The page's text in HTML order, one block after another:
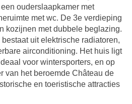
ouderslaapkamer met
met wc. De 3e verdieping
kozijnen met dubbele beglazing.
uit elektrische radiatoren,
airconditioning. Het huis ligt
voor wintersporters, en op
van het beroemde Château de
en toeristische attracties